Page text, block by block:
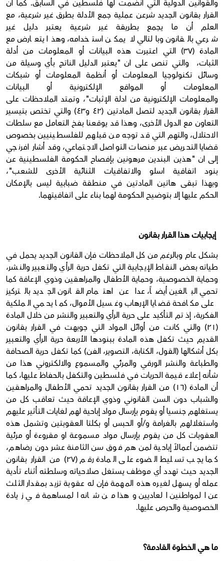
والقوانين الدولية التي انضمت لها فلسطين في السابق. كما أن
القرار بقانون الجديد شرعن عملية جمع الأدلة بطرق غير شرعية، مع
العلم أن ما يجمع بطريقة غير شرعية يعتبر دليل غير
شرعي بالقانون وبالتالي لا يمكن استخدامه، وهذا يتعارض مع
المادة (٣٧) التي اعتبرت هذه البيانات أو المعلومات من أدلة
الثبات، والتي تنص على ان "يعتبر الدليل الناتج بأي وسيلة من
وسائل تكنولوجيا المعلومات أو أنظمة المعلومات أو شبكات
المعلومات أو المواقع الإلكترونية أو البيانات
والمعلومات الإلكترونية من ادلة الإثبات"، وتمتد الملاحظات على
القرار بقانون الجديد لتصل المادتين (٤٢ و٤٣) والتي تختص بتيسير
التعاون مع الدول الأخرى، وهذا قد يوقعنا بفخ التعامل مع سلطات
الاحتلال، والتهم التي قد توجه من قبلهم للفلسطينيين بخصوص
قضايا التحريض عبر منصات التواصل الاجتماعي، وقد أشار افرنجي
إلى ان "هذين البندين مرهونين بإفصاح الحكومة الفلسطينية عن
بنود اتفاقية اسلو والاتفاقيات الثنائية الأخرى للشعب"،
وبهذا تبقى هاتين المادتين في منطقة ضبابية ليس بالإمكان
الحكم عليها إلا بتوضيح الحكومة لهما بناء على اتفاقيتهما.
إيجابيات هذا القرار بقانون
بشكل عام وبالرغم من كل الملاحظات فإن القانون الجديد يحمل في
طياته بعض النقاط الإيجابية التي تكفل حرية الرأي والتعبير والنشر،
وحماية الخصوصية، وحماية الأطفال والمراهقين وذوي الإعاقة كما
تحمي البالغين أيضاً، عدا عن اهتمام القانون الجديد بالتركيز
على مكافحة قضايا الإرهاب وغسيل الأموال، كما يحمي الملكية
الفكرية، إذ تم التأكيد على حرية الرأي والتعبير والنشر من خلال المادة
(٢١) والتي كانت من أوائل المواد التي جوبهت في القرار بقانون
القديم حيث تكفل هذه المادة ببنودها الأربعة حرية الرأي والتعبير
بكل أشكالها (القول، الكتابة، التصوير، الفن) كما تكفل حرية الصحافة
والطباعة والنشر الورقي والمرئي والمسموع والالكتروني هذا من
شأنه إعلاء قيمة الحريات في فلسطين والتكفل بالحفاظ عليها، كما
أن المادة (١٦) من القرار بقانون الجديد تحمي الأطفال والمراهقين
والشباب دون السن القانوني وذوي الإعاقة حيث تعاقب كل من
يستغلهم جنسيا أو يقوم بإرسال مواد إباحية لهم لغايات التأثير عليهم
واستغلالهم بالغرامة و/أو الحبس أو بكلتا العقوبتين وتشمل هذه
العقوبات كل من يقوم بإرسال مواد مسموعة او مقروءة أو مرئية
تتضمن أعمالاً إباحية لمن هم فوق سن الثامنة عشر دون رضاهم،
كما يجب تسليط الضوء على المادة رقم (٢٧) من القرار بقانون
الجديد حيث تهدد أي موظف يستغل صلاحياته وسلطته أثناء تأدية
عمله أو يسهل لغيره هذه المهمة فإن له عقوبة تزيد بمقدار الثلث
عن المواطنين العاديين وهذا من شانه المساهمة في زيادة
الخصوصية والحرص عليها.
ما هي الخطوة القادمة؟